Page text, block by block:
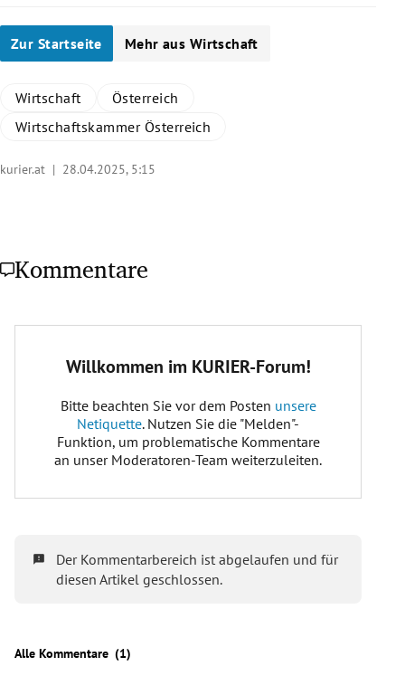
Zur Startseite Mehr aus Wirtschaft
Wirtschaft
Österreich
Wirtschaftskammer Österreich
kurier.at | 28.04.2025, 5:15
Kommentare